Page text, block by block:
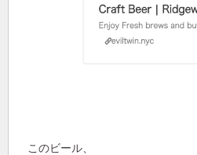
このビール、